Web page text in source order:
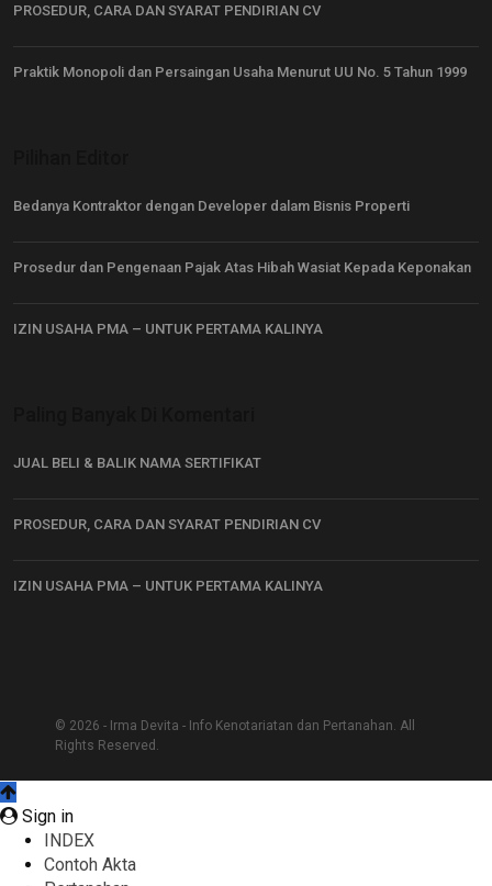
PROSEDUR, CARA DAN SYARAT PENDIRIAN CV
Praktik Monopoli dan Persaingan Usaha Menurut UU No. 5 Tahun 1999
Bedanya Kontraktor dengan Developer dalam Bisnis Properti
Prosedur dan Pengenaan Pajak Atas Hibah Wasiat Kepada Keponakan
IZIN USAHA PMA – UNTUK PERTAMA KALINYA
JUAL BELI & BALIK NAMA SERTIFIKAT
PROSEDUR, CARA DAN SYARAT PENDIRIAN CV
IZIN USAHA PMA – UNTUK PERTAMA KALINYA
© 2026 - Irma Devita - Info Kenotariatan dan Pertanahan. All
Rights Reserved.
Sign in
INDEX
Contoh Akta